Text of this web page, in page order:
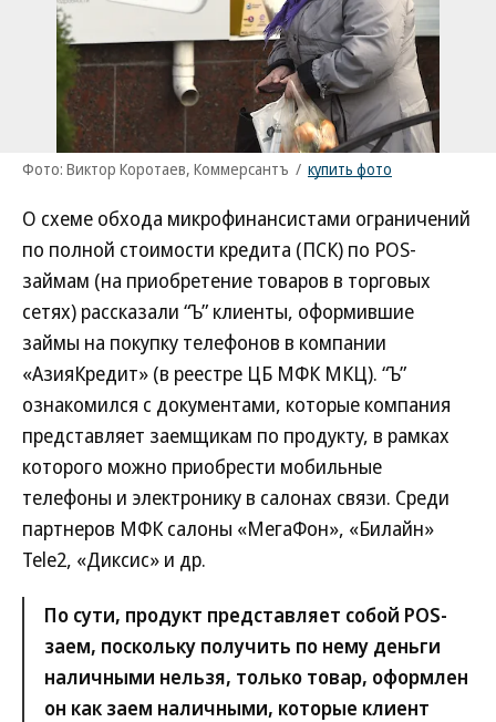
Фото: Виктор Коротаев, Коммерсантъ / купить фото
О схеме обхода микрофинансистами ограничений
по полной стоимости кредита (ПСК) по POS-
займам (на приобретение товаров в торговых
сетях) рассказали “Ъ” клиенты, оформившие
займы на покупку телефонов в компании
«АзияКредит» (в реестре ЦБ МФК МКЦ). “Ъ”
ознакомился с документами, которые компания
представляет заемщикам по продукту, в рамках
которого можно приобрести мобильные
телефоны и электронику в салонах связи. Среди
партнеров МФК салоны «МегаФон», «Билайн»
Tele2, «Диксис» и др.
По сути, продукт представляет собой POS-
заем, поскольку получить по нему деньги
наличными нельзя, только товар, оформлен
он как заем наличными, которые клиент